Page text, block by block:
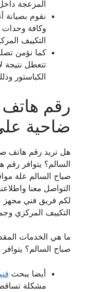
المزعجة
نقوم بصيانة
وكافة
التكييف
كما نؤمن
تتعطل
الكباستور
رقم هاتف
ضاحية
هل تريد رقم هاتف
السالم؟ يتوافر
صباح السالم علة
التواصل معنا
لكم فريق فني مجهز
التكييف المركزي
ما هي الخدمات
صباح السالم؟
أيضا يبحث
مشكلة تساقط